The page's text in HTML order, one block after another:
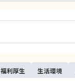
福利厚生 生活環境